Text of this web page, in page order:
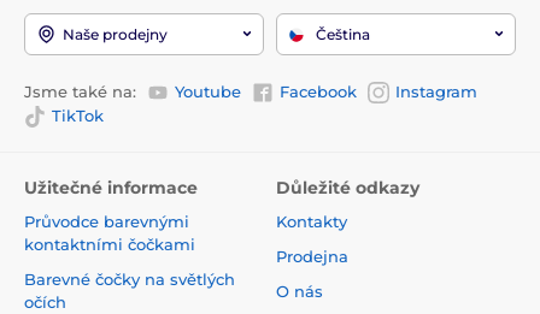
Naše prodejny Čeština
Jsme také na: Youtube Facebook
Instagram
TikTok
Užitečné informace
Průvodce barevnými
kontaktními čočkami
Barevné čočky na světlých
očích
Důležité odkazy
Kontakty
Prodejna
O nás